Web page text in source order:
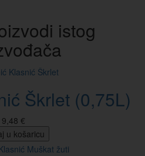
istog
Škrlet (0,75L)
9,48 €
u košaricu